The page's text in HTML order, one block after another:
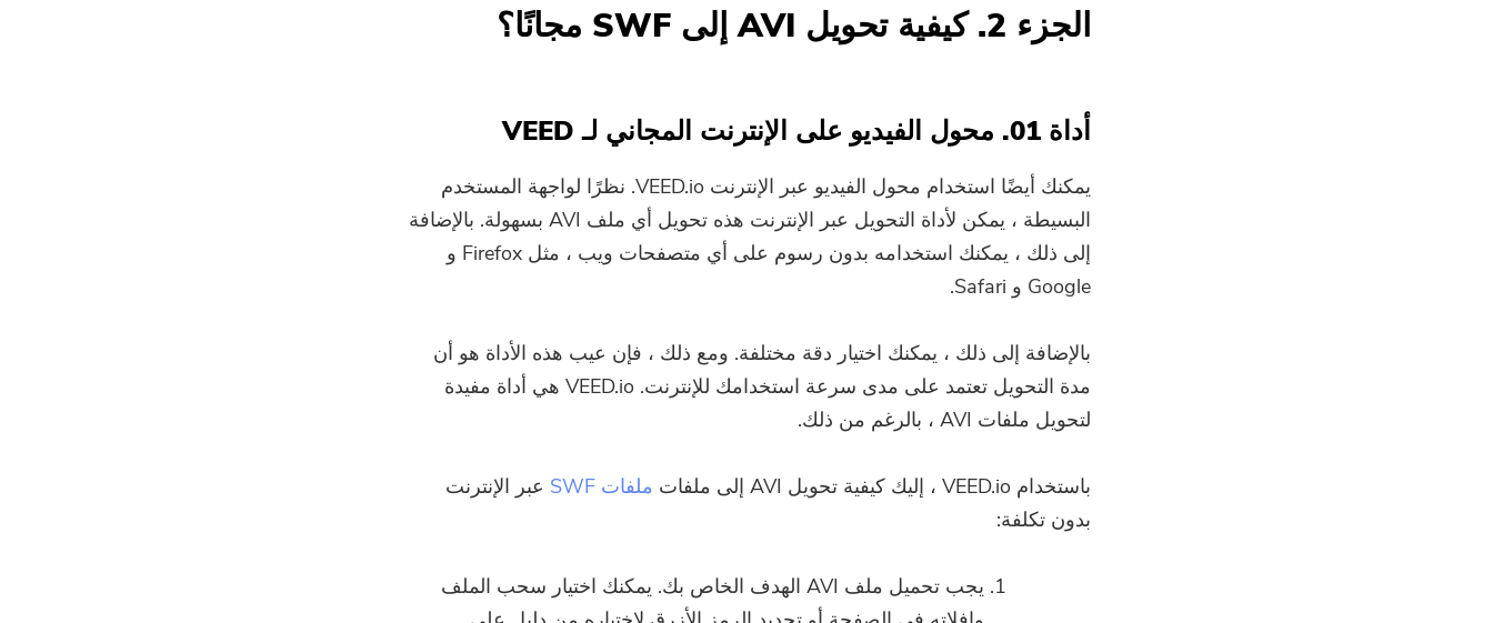
الجزء 2. كيفية تحويل AVI إلى SWF مجانًا؟
أداة 01. محول الفيديو على الإنترنت المجاني لـ VEED
يمكنك أيضًا استخدام محول الفيديو عبر الإنترنت VEED.io. نظرًا لواجهة المستخدم
البسيطة ، يمكن لأداة التحويل عبر الإنترنت هذه تحويل أي ملف AVI بسهولة. بالإضافة
إلى ذلك ، يمكنك استخدامه بدون رسوم على أي متصفحات ويب ، مثل Firefox و
Google و Safari.
بالإضافة إلى ذلك ، يمكنك اختيار دقة مختلفة. ومع ذلك ، فإن عيب هذه الأداة هو أن
مدة التحويل تعتمد على مدى سرعة استخدامك للإنترنت. VEED.io هي أداة مفيدة
لتحويل ملفات AVI ، بالرغم من ذلك.
باستخدام VEED.io ، إليك كيفية تحويل AVI إلى ملفات ملفات SWF
عبر الإنترنت
بدون تكلفة:
يجب تحميل ملف AVI الهدف الخاص بك. يمكنك اختيار سحب الملف